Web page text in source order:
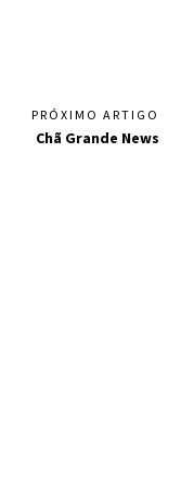
PRÓXIMO ARTIGO
Chã Grande News